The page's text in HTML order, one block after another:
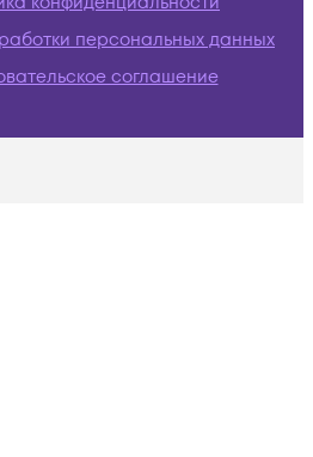
персональных данных
соглашение